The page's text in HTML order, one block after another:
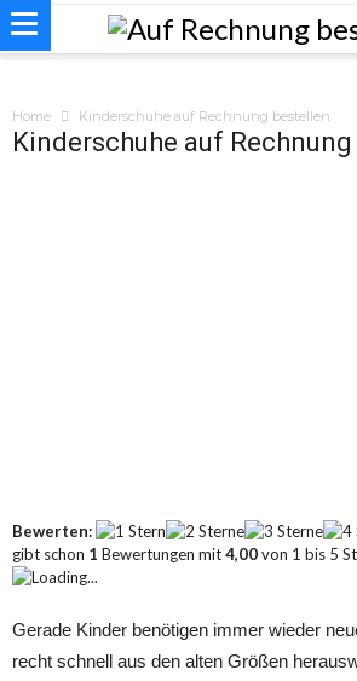
Home Kinderschuhe auf Rechnung bestellen
Kinderschuhe auf
Bewerten:
gibt schon 1 Bewertungen mit4,00von 1 bis 5
Loading...
Gerade Kinder benötigen immer wieder
recht schnell aus den alten Größen